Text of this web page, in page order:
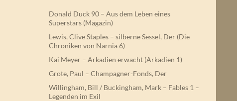
Donald Duck 90 – Aus dem Leben eines
Superstars (Magazin)
Lewis, Clive Staples – silberne Sessel, Der (Die
Chroniken von Narnia 6)
Kai Meyer – Arkadien erwacht (Arkadien 1)
Grote, Paul – Champagner-Fonds, Der
Willingham, Bill / Buckingham, Mark – Fables 1 –
Legenden im Exil